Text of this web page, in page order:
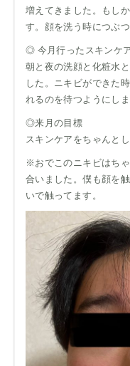
増えてきました。もし
す。顔を洗う時につぶ
◎ 今月行ったスキンケ
朝と夜の洗顔と化粧水
した。ニキビができた
れるのを待つようにしま
◎来月の目標
スキンケアをちゃんと
※おでこのニキビはち
合いました。僕も顔を
いで触ってます。